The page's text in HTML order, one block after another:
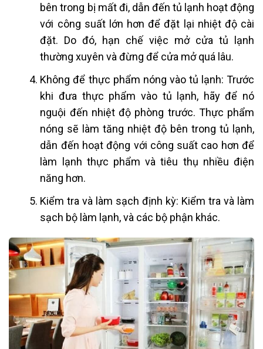
bên trong bị mất đi, dẫn đến tủ lạnh hoạt động
với công suất lớn hơn để đặt lại nhiệt độ cài
đặt. Do đó, hạn chế việc mở cửa tủ lạnh
thường xuyên và đừng để cửa mở quá lâu.
Không để thực phẩm nóng vào tủ lạnh: Trước
khi đưa thực phẩm vào tủ lạnh, hãy để nó
nguội đến nhiệt độ phòng trước. Thực phẩm
nóng sẽ làm tăng nhiệt độ bên trong tủ lạnh,
dẫn đến hoạt động với công suất cao hơn để
làm lạnh thực phẩm và tiêu thụ nhiều điện
năng hơn.
Kiểm tra và làm sạch định kỳ: Kiểm tra và làm
sạch bộ làm lạnh, và các bộ phận khác.